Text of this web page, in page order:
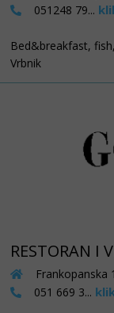
051248 79...
Bed&breakfast,
Vrbnik
RESTORAN I
051 669 3...